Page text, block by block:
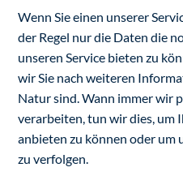
Wenn Sie einen unserer
der Regel nur die Daten die
unseren Service bieten zu
wir Sie nach weiteren
Natur sind. Wann immer wir
verarbeiten, tun wir dies, um
anbieten zu können oder um
zu verfolgen.